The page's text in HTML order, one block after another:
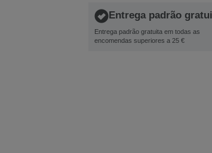
Entrega padrão
Entrega padrão gratuita em todas as
encomendas superiores a 25 €